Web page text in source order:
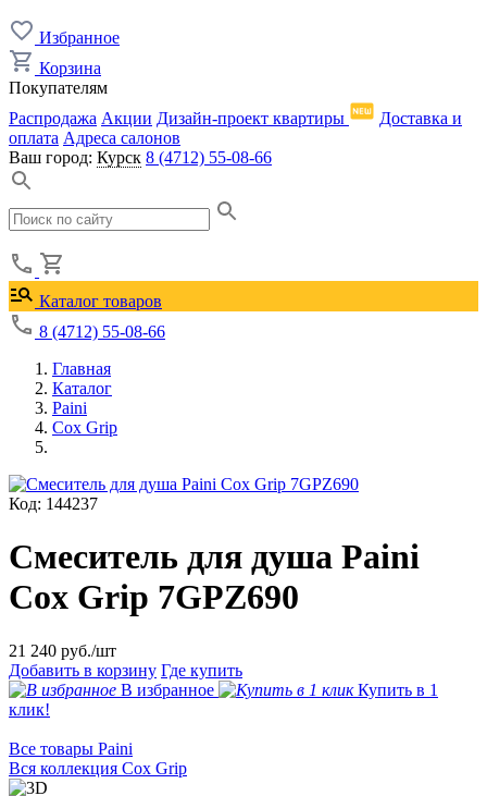
Избранное
Корзина
Покупателям
Распродажа Акции Дизайн-проект квартиры
Доставка и
оплата Адреса салонов
Ваш город: Курск 8 (4712) 55-08-66
Каталог товаров
8 (4712) 55-08-66
Главная
Каталог
Paini
Cox Grip
Код: 144237
Смеситель для душа Paini
Cox Grip 7GPZ690
21 240 руб./шт
Добавить в корзину Где купить
В избранное
Купить в 1
клик!
Все товары Paini
Вся коллекция Cox Grip